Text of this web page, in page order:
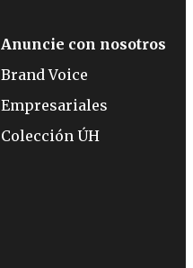
Anuncie con nosotros
Brand Voice
Empresariales
Colección ÚH